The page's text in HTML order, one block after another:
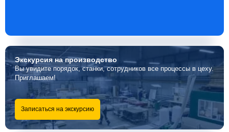
Экскурсияна производство
Вы увидите порядок, станки, сотрудников все процессы в цеху.
Приглашаем!
Записаться на экскурсию